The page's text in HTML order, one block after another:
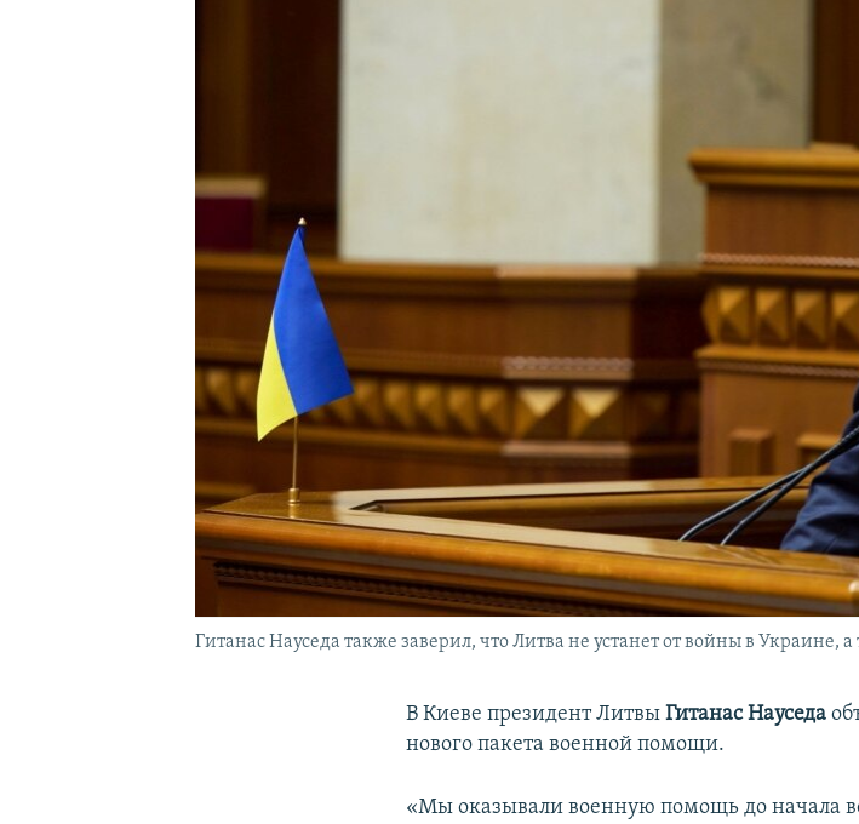
Гитанас Науседа также заверил, что Литва не устанет от войны в Украине,
В Киеве президент ЛитвыГитанас Науседа
нового пакета военной помощи.
«Мы оказывали военную помощь до начала